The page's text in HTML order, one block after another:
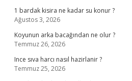
1 bardak kisira ne kadar su konur ?
Ağustos 3, 2026
Koyunun arka bacağından ne olur ?
Temmuz 26, 2026
Ince sıva harcı nasıl hazirlanir ?
Temmuz 25, 2026